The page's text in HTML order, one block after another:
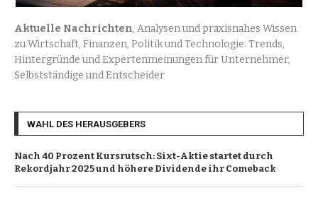
Aktuelle Nachrichten, Analysen und praxisnahes Wissen
zu Wirtschaft, Finanzen, Politik und Technologie. Trends,
Hintergründe und Expertenmeinungen für Unternehmer,
Selbstständige und Entscheider
WAHL DES HERAUSGEBERS
Nach 40 Prozent Kursrutsch: Sixt-Aktie startet durch
Rekordjahr 2025 und höhere Dividende ihr Comeback